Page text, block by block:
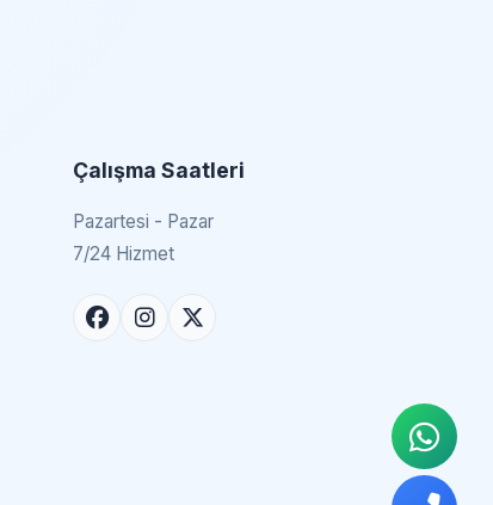
Çalışma Saatleri
Pazartesi - Pazar
7/24 Hizmet